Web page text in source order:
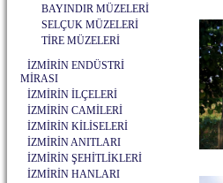
BAYINDIR MÜZELERİ
SELÇUK MÜZELERİ
TİRE MÜZELERİ
İZMİRİN ENDÜSTRİ
MİRASI
İZMİRİN İLÇELERİ
İZMİRİN CAMİLERİ
İZMİRİN KİLİSELERİ
İZMİRİN ANITLARI
İZMİRİN ŞEHİTLİKLERİ
İZMİRİN HANLARI